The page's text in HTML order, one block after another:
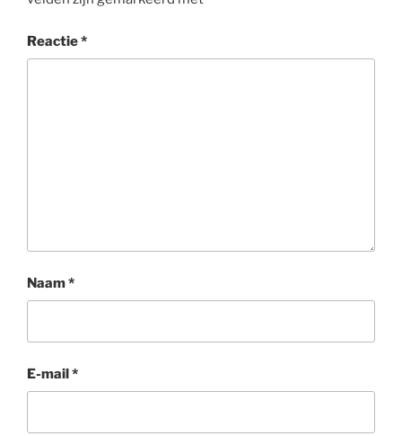
Reactie*
Naam*
E-mail*